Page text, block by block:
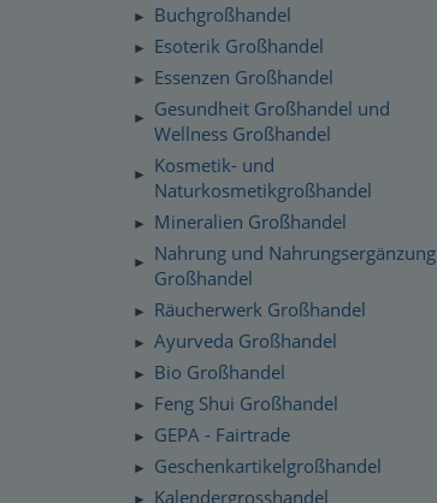
► Buchgroßhandel
► Esoterik Großhandel
► Essenzen Großhandel
►
Gesundheit Großhandel und
Wellness Großhandel
►
Kosmetik- und
Naturkosmetikgroßhandel
► Mineralien Großhandel
►
Nahrung und Nahrungsergänzung
Großhandel
► Räucherwerk Großhandel
► Ayurveda Großhandel
► Bio Großhandel
► Feng Shui Großhandel
► GEPA - Fairtrade
► Geschenkartikelgroßhandel
► Kalendergrosshandel